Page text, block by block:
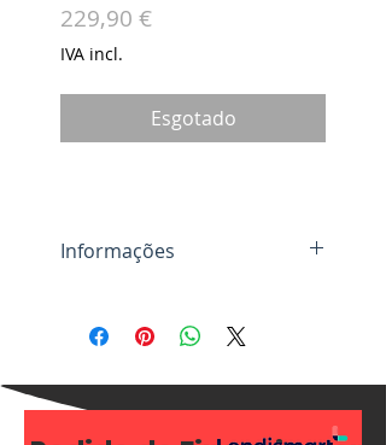
229,90 €Preço
IVA incl.
Esgotado
Informações
Travões V-Brake